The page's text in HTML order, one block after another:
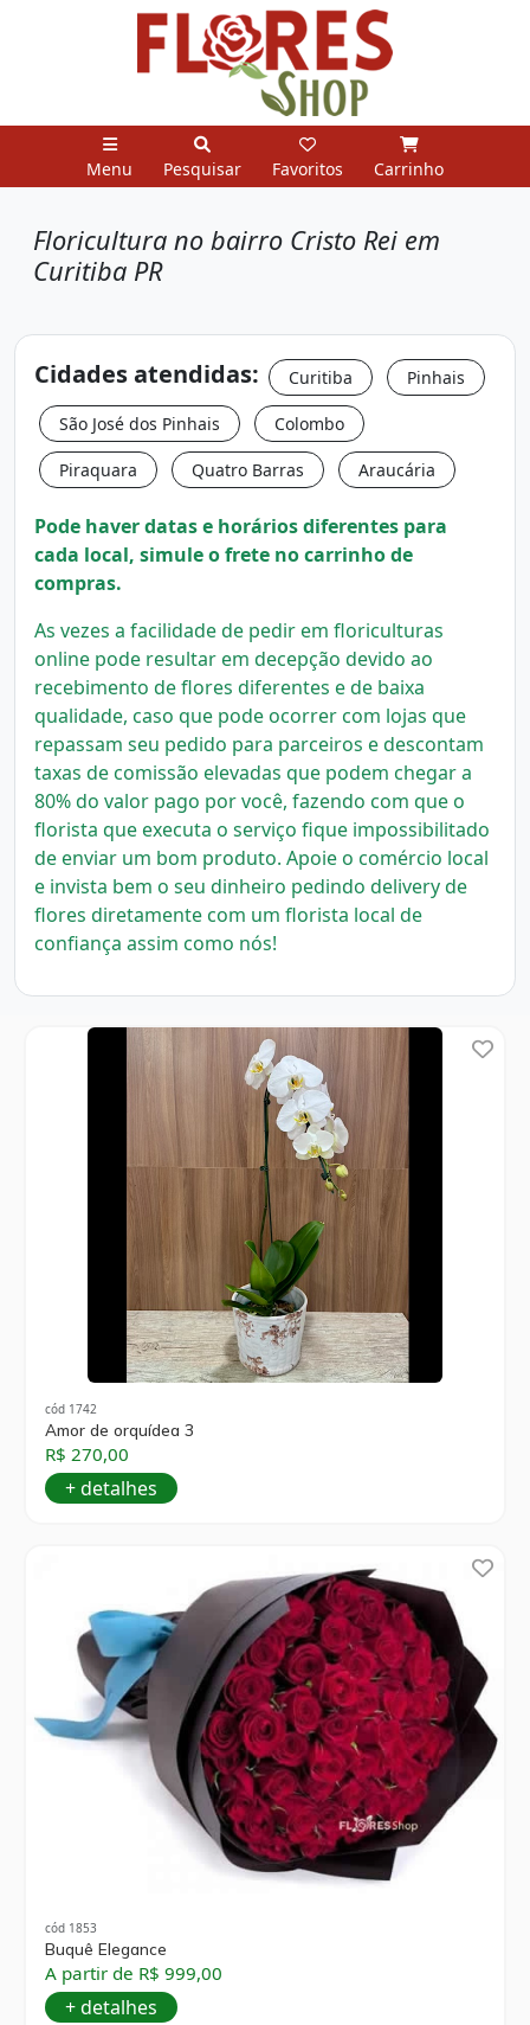
Menu Pesquisar Favoritos Carrinho
Floricultura no bairro Cristo Rei em
Curitiba PR
Cidades atendidas: Curitiba Pinhais
São José dos Pinhais Colombo
Piraquara Quatro Barras Araucária
Pode haver datas e horários diferentes para
cada local, simule o frete no carrinho de
compras.
As vezes a facilidade de pedir em floriculturas
online pode resultar em decepção devido ao
recebimento de flores diferentes e de baixa
qualidade, caso que pode ocorrer com lojas que
repassam seu pedido para parceiros e descontam
taxas de comissão elevadas que podem chegar a
80% do valor pago por você, fazendo com que o
florista que executa o serviço fique impossibilitado
de enviar um bom produto. Apoie o comércio local
e invista bem o seu dinheiro pedindo delivery de
flores diretamente com um florista local de
confiança assim como nós!
cód 1742
Amor de orquídea 3
R$ 270,00
+ detalhes
cód 1853
Buquê Elegance
A partir de R$ 999,00
+ detalhes